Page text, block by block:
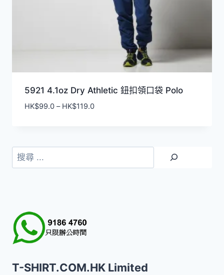
5921 4.1oz Dry Athletic 鈕扣領口袋 Polo
HK$99.0 – HK$119.0價
搜
尋
T-SHIRT.COM.HK Limited